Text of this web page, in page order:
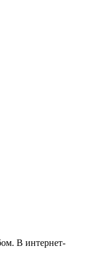
В интернет-